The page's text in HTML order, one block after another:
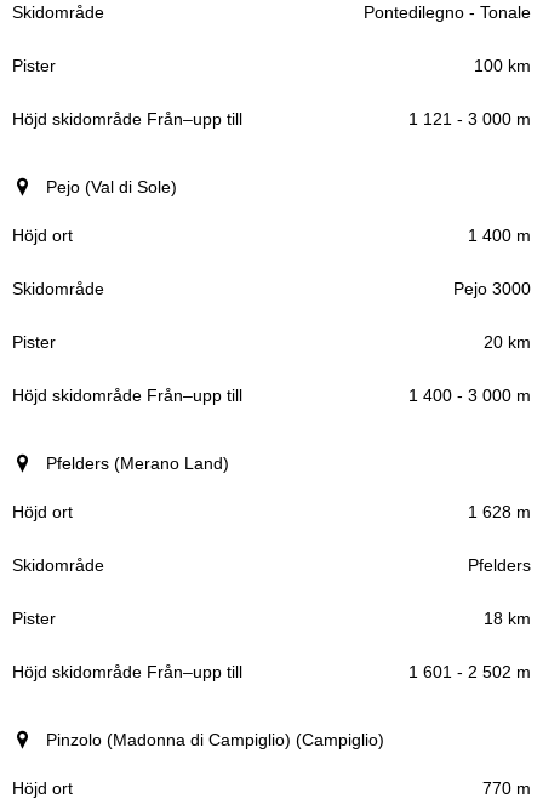
Pontedilegno - Tonale
100 km
1 121 - 3 000 m
Pejo (Val di Sole)
1 400 m
Pejo 3000
20 km
1 400 - 3 000 m
Pfelders (Merano Land)
1 628 m
Pfelders
18 km
1 601 - 2 502 m
Pinzolo (Madonna di Campiglio) (Campiglio)
770 m